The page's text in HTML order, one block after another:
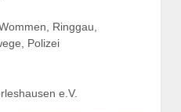
Ringgau,
Polizei
e.V.